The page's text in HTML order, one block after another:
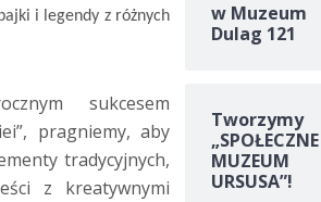
i legendy z różnych
sukcesem
pragniemy, aby
tradycyjnych,
z kreatywnymi
w Muzeum
Dulag 121
Tworzymy
„SPOŁECZNE
MUZEUM
URSUSA”!